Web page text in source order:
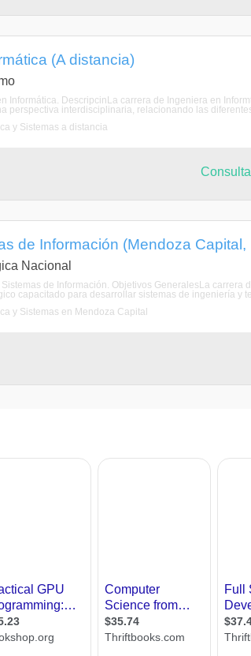
(A distancia)
Informática. DescripcinLa carrera de Ingeniera en
perspectiva interdisciplinaria, relacionando las
y Sistemas a distancia
de Información (Mendoza Capital,
Nacional
de Información. Objetivos GeneralesLa carrera
capacitado para desarrollar sistemas de ingeniería y
y Sistemas en Mendoza Capital